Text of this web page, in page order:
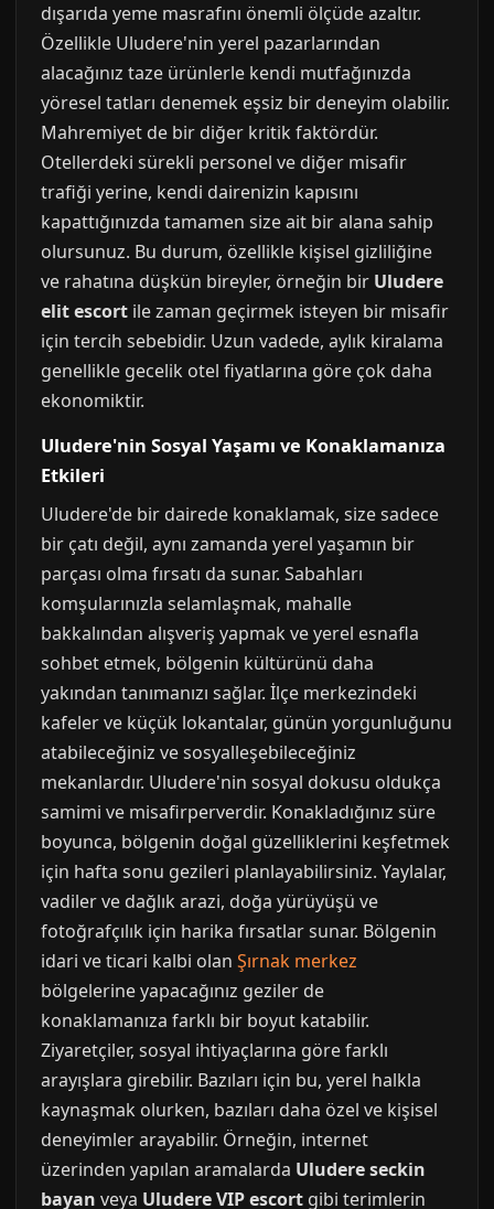
dışarıda yeme masrafını önemli ölçüde azaltır.
Özellikle Uludere'nin yerel pazarlarından
alacağınız taze ürünlerle kendi mutfağınızda
yöresel tatları denemek eşsiz bir deneyim olabilir.
Mahremiyet de bir diğer kritik faktördür.
Otellerdeki sürekli personel ve diğer misafir
trafiği yerine, kendi dairenizin kapısını
kapattığınızda tamamen size ait bir alana sahip
olursunuz. Bu durum, özellikle kişisel gizliliğine
ve rahatına düşkün bireyler, örneğin bir Uludere
elit escort ile zaman geçirmek isteyen bir misafir
için tercih sebebidir. Uzun vadede, aylık kiralama
genellikle gecelik otel fiyatlarına göre çok daha
ekonomiktir.
Uludere'nin Sosyal Yaşamı ve Konaklamanıza
Etkileri
Uludere'de bir dairede konaklamak, size sadece
bir çatı değil, aynı zamanda yerel yaşamın bir
parçası olma fırsatı da sunar. Sabahları
komşularınızla selamlaşmak, mahalle
bakkalından alışveriş yapmak ve yerel esnafla
sohbet etmek, bölgenin kültürünü daha
yakından tanımanızı sağlar. İlçe merkezindeki
kafeler ve küçük lokantalar, günün yorgunluğunu
atabileceğiniz ve sosyalleşebileceğiniz
mekanlardır. Uludere'nin sosyal dokusu oldukça
samimi ve misafirperverdir. Konakladığınız süre
boyunca, bölgenin doğal güzelliklerini keşfetmek
için hafta sonu gezileri planlayabilirsiniz. Yaylalar,
vadiler ve dağlık arazi, doğa yürüyüşü ve
fotoğrafçılık için harika fırsatlar sunar. Bölgenin
idari ve ticari kalbi olan Şırnak merkez
bölgelerine yapacağınız geziler de
konaklamanıza farklı bir boyut katabilir.
Ziyaretçiler, sosyal ihtiyaçlarına göre farklı
arayışlara girebilir. Bazıları için bu, yerel halkla
kaynaşmak olurken, bazıları daha özel ve kişisel
deneyimler arayabilir. Örneğin, internet
üzerinden yapılan aramalarda Uludere seckin
bayan veya Uludere VIP escort gibi terimlerin